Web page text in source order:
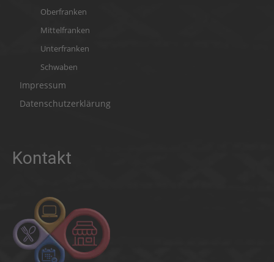
Oberfranken
Mittelfranken
Unterfranken
Schwaben
Impressum
Datenschutzerklärung
Kontakt